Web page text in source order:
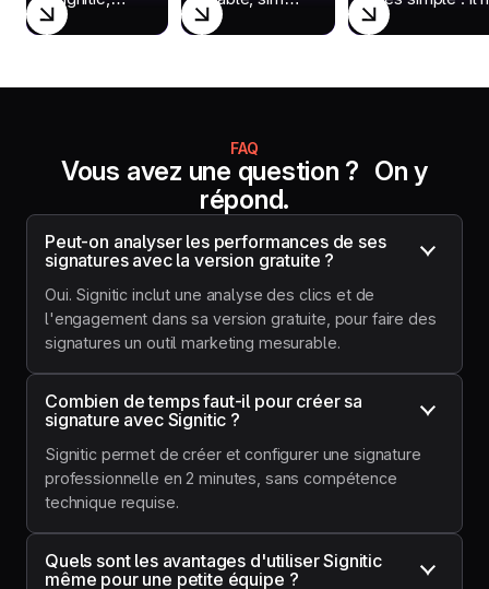
nous avons
constaté
marque. "
et qui répond
à des enjeux
équipe super
réactive."
a rien à installer
sur les postes
pousser nos
actualités,
webinaires, de
manière
FAQ
Vous avez une question ? On y
répond.
Peut-on analyser les performances de ses
signatures avec la version gratuite ?
Oui. Signitic inclut une analyse des clics et de
l'engagement dans sa version gratuite, pour faire des
signatures un outil marketing mesurable.
Combien de temps faut-il pour créer sa
signature avec Signitic ?
Signitic permet de créer et configurer une signature
professionnelle en 2 minutes, sans compétence
technique requise.
Quels sont les avantages d'utiliser Signitic
même pour une petite équipe ?